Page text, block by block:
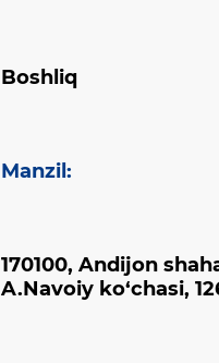
Boshliq
Manzil :
170100, Andijon
A.Navoiy ko‘chasi,